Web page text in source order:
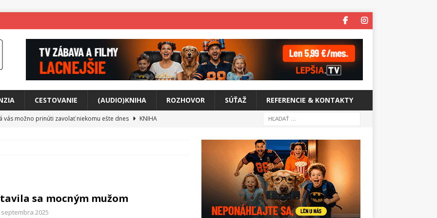
CESTOVANIE (AUDIO)KNIHA ROZHOVOR SÚŤAŽ REFERENCIE & KONTAKTY
vás možno prinúti zavolať niekomu ešte dnes
KNIHA
svet plný tajomstiev
FILM
sa mocným mužom
septembra 2025